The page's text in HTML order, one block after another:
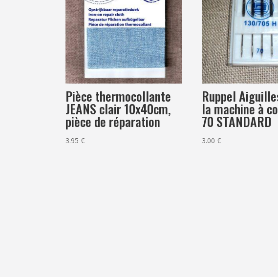
Pièce thermocollante
JEANS clair 10x40cm,
pièce de réparation
3.95€
Ruppel
la machine à
70 STANDARD
3.00€